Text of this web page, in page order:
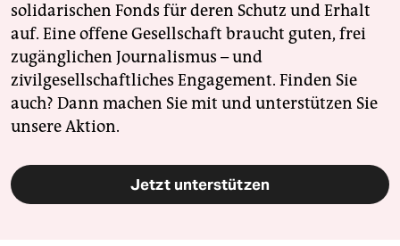
solidarischen Fonds für deren Schutz und Erhalt
auf. Eine offene Gesellschaft braucht guten, frei
zugänglichen Journalismus – und
zivilgesellschaftliches Engagement. Finden Sie
auch? Dann machen Sie mit und unterstützen Sie
unsere Aktion.
Jetzt unterstützen